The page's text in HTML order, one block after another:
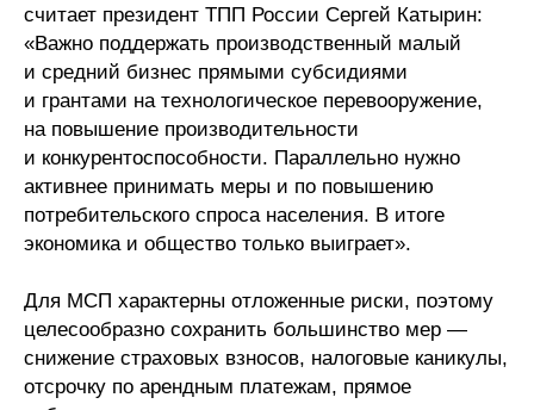
считает президент ТПП России Сергей Катырин:
«Важно поддержать производственный малый
и средний бизнес прямыми субсидиями
и грантами на технологическое перевооружение,
на повышение производительности
и конкурентоспособности. Параллельно нужно
активнее принимать меры и по повышению
потребительского спроса населения. В итоге
экономика и общество только выиграет».
Для МСП характерны отложенные риски, поэтому
целесообразно сохранить большинство мер —
снижение страховых взносов, налоговые каникулы,
отсрочку по арендным платежам, прямое